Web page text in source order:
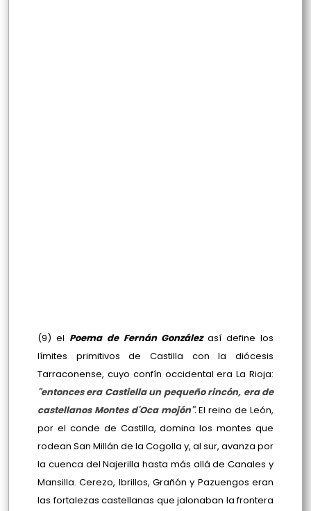
(9) el Poema de Fernán Gonzálezasí define los
límites primitivos de Castilla con la diócesis
Tarraconense, cuyo confín occidental era La Rioja:
"entonces era Castiella un pequeño rincón, era de
castellanos Montes d'Oca mojón".El reino de León,
por el conde de Castilla, domina los montes que
rodean San Millán de la Cogolla y, al sur, avanza por
la cuenca del Najerilla hasta más allá de Canales y
Mansilla. Cerezo, Ibrillos, Grañón y Pazuengos eran
las fortalezas castellanas que jalonaban la frontera